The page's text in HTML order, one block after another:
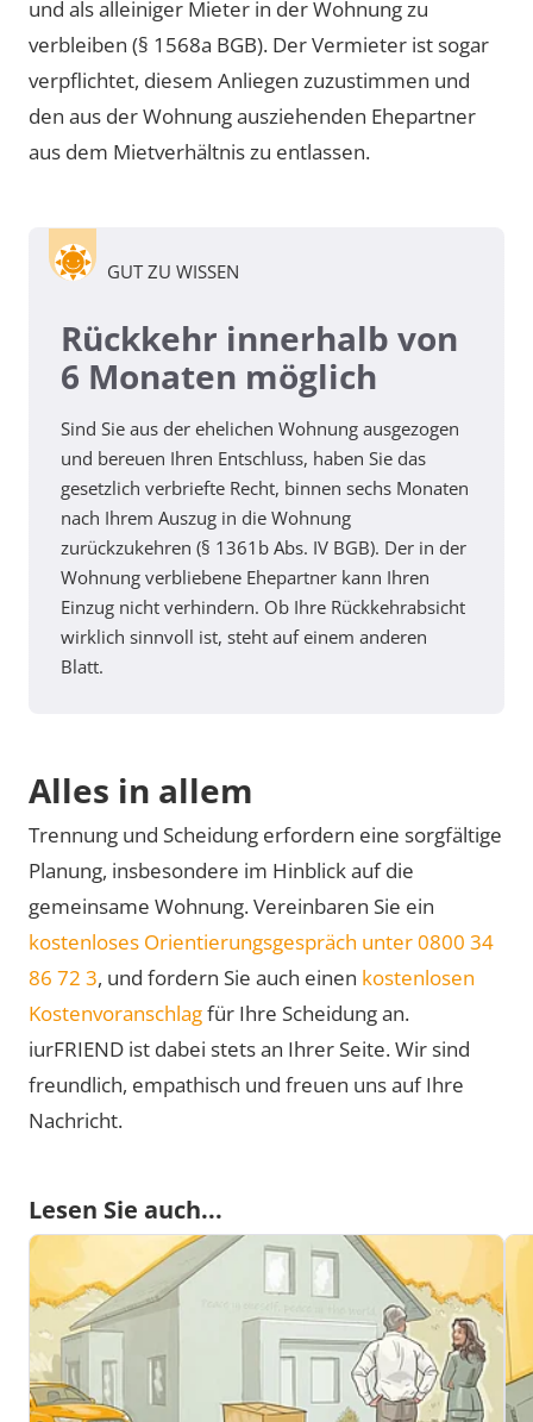
und als alleiniger Mieter in der Wohnung zu
verbleiben (§ 1568a BGB). Der Vermieter ist sogar
verpflichtet, diesem Anliegen zuzustimmen und
den aus der Wohnung ausziehenden Ehepartner
aus dem Mietverhältnis zu entlassen.
GUT ZU WISSEN
Rückkehr innerhalb von
6 Monaten möglich
Sind Sie aus der ehelichen Wohnung ausgezogen
und bereuen Ihren Entschluss, haben Sie das
gesetzlich verbriefte Recht, binnen sechs Monaten
nach Ihrem Auszug in die Wohnung
zurückzukehren (§ 1361b Abs. IV BGB). Der in der
Wohnung verbliebene Ehepartner kann Ihren
Einzug nicht verhindern. Ob Ihre Rückkehrabsicht
wirklich sinnvoll ist, steht auf einem anderen
Blatt.
Alles in allem
Trennung und Scheidung erfordern eine sorgfältige
Planung, insbesondere im Hinblick auf die
gemeinsame Wohnung. Vereinbaren Sie ein
kostenloses Orientierungsgespräch unter 0800 34
86 72 3, und fordern Sie auch einen kostenlosen
Kostenvoranschlagfür Ihre Scheidung an.
iurFRIEND ist dabei stets an Ihrer Seite. Wir sind
freundlich, empathisch und freuen uns auf Ihre
Nachricht.
Lesen Sie auch...